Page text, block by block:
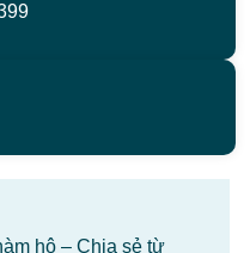
hô – Chia sẻ từ